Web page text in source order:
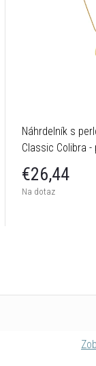
Náhrdelník s
Classic Colibra -
€26,44
Na dotaz